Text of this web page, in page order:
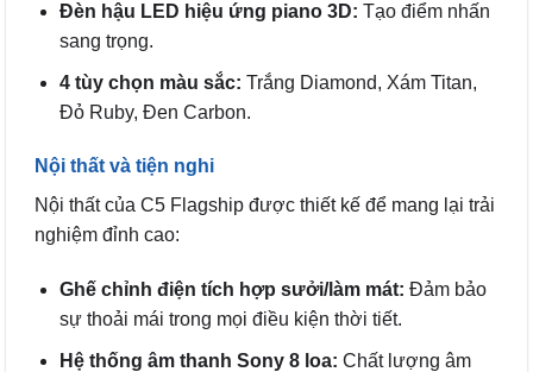
Đèn hậu LED hiệu ứng piano 3D: Tạo điểm nhấn
sang trọng.
4 tùy chọn màu sắc: Trắng Diamond, Xám Titan,
Đỏ Ruby, Đen Carbon.
Nội thất và tiện nghi
Nội thất của C5 Flagship được thiết kế để mang lại trải
nghiệm đỉnh cao:
Ghế chỉnh điện tích hợp sưởi/làm mát: Đảm bảo
sự thoải mái trong mọi điều kiện thời tiết.
Hệ thống âm thanh Sony 8 loa: Chất lượng âm